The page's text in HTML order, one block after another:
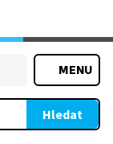
MENU
Hledat